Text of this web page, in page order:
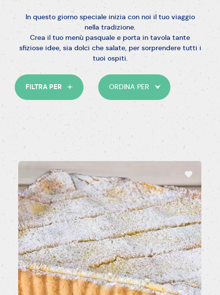
Facile Media Difficile
Senza glutine Senza latticini
Vegetariano Vegano Senza uova
In questo giorno speciale inizia con noi il tuo viaggio
nella tradizione.
Crea il tuo menù pasquale e porta in tavola tante
sfiziose idee, sia dolci che salate, per sorprendere tutti i
tuoi ospiti.
FILTRA PER ORDINA PER